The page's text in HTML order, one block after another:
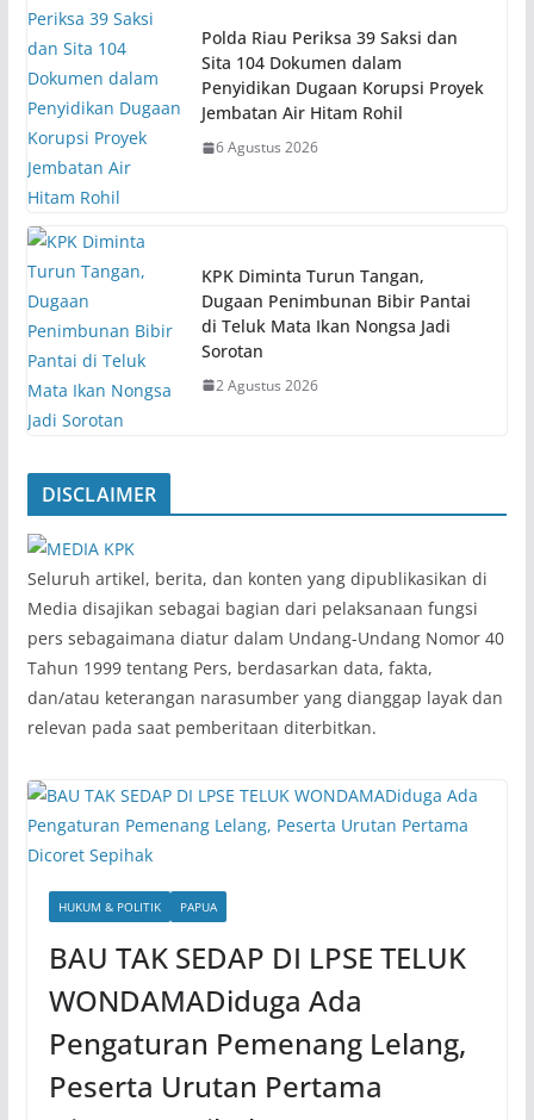
Polda Riau Periksa 39 Saksi dan
Sita 104 Dokumen dalam
Penyidikan Dugaan Korupsi Proyek
Jembatan Air Hitam Rohil
6 Agustus 2026
KPK Diminta Turun Tangan,
Dugaan Penimbunan Bibir Pantai
di Teluk Mata Ikan Nongsa Jadi
Sorotan
2 Agustus 2026
DISCLAIMER
‎Seluruh artikel, berita, dan konten yang dipublikasikan di
Media disajikan sebagai bagian dari pelaksanaan fungsi
pers sebagaimana diatur dalam Undang-Undang Nomor 40
Tahun 1999 tentang Pers, berdasarkan data, fakta,
dan/atau keterangan narasumber yang dianggap layak dan
relevan pada saat pemberitaan diterbitkan.
HUKUM & POLITIK PAPUA
BAU TAK SEDAP DI LPSE TELUK
WONDAMADiduga Ada
Pengaturan Pemenang Lelang,
Peserta Urutan Pertama